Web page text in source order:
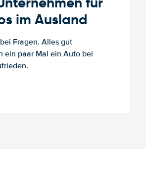
im Ausland
Fragen. Alles gut
ein paar Mal ein Auto bei